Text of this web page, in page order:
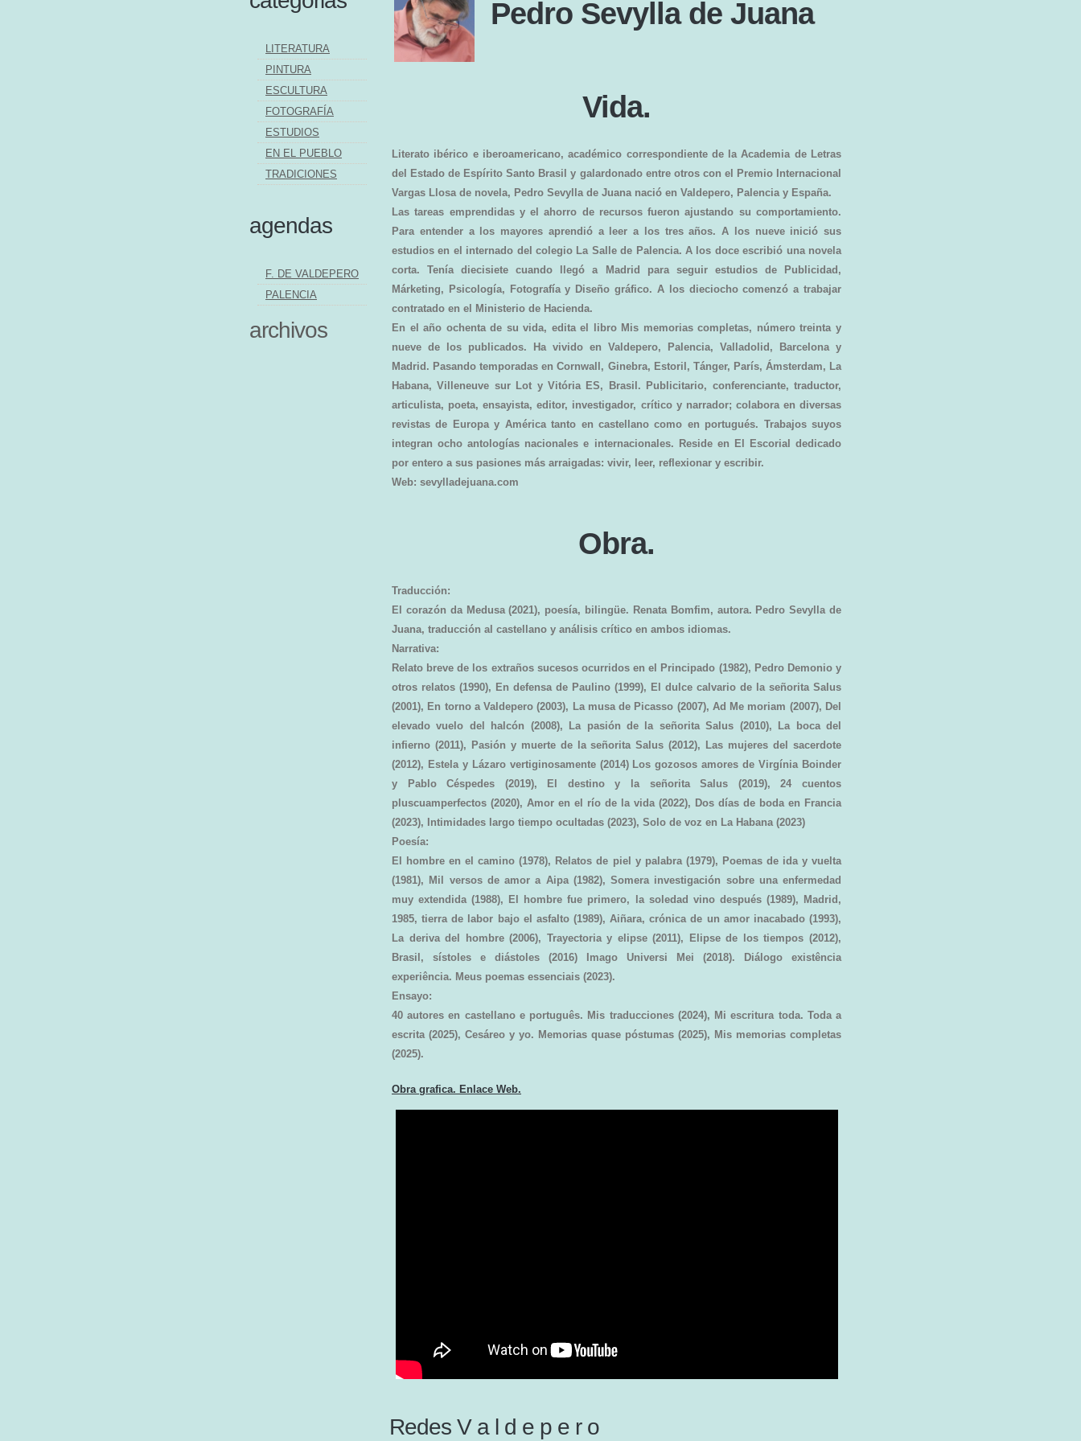
Pedro Sevylla de Juana
Vida.
Literato ibérico e iberoamericano, académico correspondiente de la Academia de Letras
del Estado de Espírito Santo Brasil y galardonado entre otros con el Premio Internacional
Vargas Llosa de novela, Pedro Sevylla de Juana nació en Valdepero, Palencia y España.
Las tareas emprendidas y el ahorro de recursos fueron ajustando su comportamiento.
Para entender a los mayores aprendió a leer a los tres años. A los nueve inició sus
estudios en el internado del colegio La Salle de Palencia. A los doce escribió una novela
corta. Tenía diecisiete cuando llegó a Madrid para seguir estudios de Publicidad,
Márketing, Psicología, Fotografía y Diseño gráfico. A los dieciocho comenzó a trabajar
contratado en el Ministerio de Hacienda.
En el año ochenta de su vida, edita el libro Mis memorias completas, número treinta y
nueve de los publicados. Ha vivido en Valdepero, Palencia, Valladolid, Barcelona y
Madrid. Pasando temporadas en Cornwall, Ginebra, Estoril, Tánger, París, Ámsterdam, La
Habana, Villeneuve sur Lot y Vitória ES, Brasil. Publicitario, conferenciante, traductor,
articulista, poeta, ensayista, editor, investigador, crítico y narrador; colabora en diversas
revistas de Europa y América tanto en castellano como en portugués. Trabajos suyos
integran ocho antologías nacionales e internacionales. Reside en El Escorial dedicado
por entero a sus pasiones más arraigadas: vivir, leer, reflexionar y escribir.
Web: sevylladejuana.com
Obra.
Traducción:
El corazón da Medusa (2021), poesía, bilingüe. Renata Bomfim, autora. Pedro Sevylla de
Juana, traducción al castellano y análisis crítico en ambos idiomas.
Narrativa:
Relato breve de los extraños sucesos ocurridos en el Principado (1982), Pedro Demonio y
otros relatos (1990), En defensa de Paulino (1999), El dulce calvario de la señorita Salus
(2001), En torno a Valdepero (2003), La musa de Picasso (2007), Ad Me moriam (2007), Del
elevado vuelo del halcón (2008), La pasión de la señorita Salus (2010), La boca del
infierno (2011), Pasión y muerte de la señorita Salus (2012), Las mujeres del sacerdote
(2012), Estela y Lázaro vertiginosamente (2014) Los gozosos amores de Virgínia Boinder
y Pablo Céspedes (2019), El destino y la señorita Salus (2019), 24 cuentos
pluscuamperfectos (2020), Amor en el río de la vida (2022), Dos días de boda en Francia
(2023), Intimidades largo tiempo ocultadas (2023), Solo de voz en La Habana (2023)
Poesía:
El hombre en el camino (1978), Relatos de piel y palabra (1979), Poemas de ida y vuelta
(1981), Mil versos de amor a Aipa (1982), Somera investigación sobre una enfermedad
muy extendida (1988), El hombre fue primero, la soledad vino después (1989), Madrid,
1985, tierra de labor bajo el asfalto (1989), Aiñara, crónica de un amor inacabado (1993),
La deriva del hombre (2006), Trayectoria y elipse (2011), Elipse de los tiempos (2012),
Brasil, sístoles e diástoles (2016) Imago Universi Mei (2018). Diálogo existência
experiência. Meus poemas essenciais (2023).
Ensayo:
40 autores en castellano e português. Mis traducciones (2024), Mi escritura toda. Toda a
escrita (2025), Cesáreo y yo. Memorias quase póstumas (2025), Mis memorias completas
(2025).
Obra grafica. Enlace Web.
Redes V a l d e p e r o
LITERATURA
PINTURA
ESCULTURA
FOTOGRAFÍA
ESTUDIOS
EN EL PUEBLO
TRADICIONES
agendas
F. DE VALDEPERO
PALENCIA
archivos